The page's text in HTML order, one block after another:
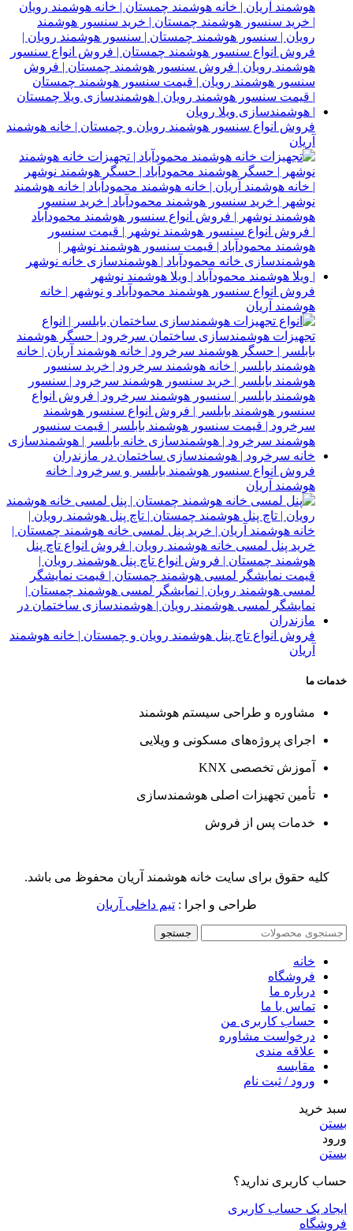
فروش انواع سنسور هوشمند رویان و چمستان | خانه هوشمند
آریان
فروش انواع سنسور هوشمند محمودآباد و نوشهر | خانه
هوشمند آریان
فروش انواع سنسور هوشمند بابلسر و سرخرود | خانه
هوشمند آریان
فروش انواع تاچ پنل هوشمند رویان و چمستان | خانه هوشمند
آریان
خدمات ما
مشاوره و طراحی سیستم هوشمند
اجرای پروژه‌های مسکونی و ویلایی
آموزش تخصصی KNX
تأمین تجهیزات اصلی هوشمندسازی
خدمات پس از فروش
کلیه حقوق برای سایت خانه هوشمند آریان محفوظ می باشد.
طراحی و اجرا : تیم داخلی آریان
جستجو
خانه
فروشگاه
درباره ما
تماس با ما
حساب کاربری من
درخواست مشاوره
علاقه مندی
مقايسه
ورود / ثبت نام
سبد خرید
بستن
ورود
بستن
حساب کاربری ندارید؟
ایجاد یک حساب کاربری
فروشگاه